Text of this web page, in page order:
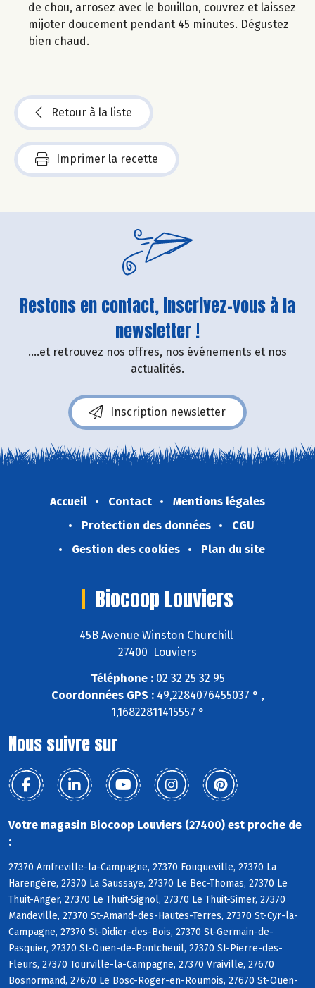
de chou, arrosez avec le bouillon, couvrez et laissez
mijoter doucement pendant 45 minutes. Dégustez
bien chaud.
Retour à la liste
Imprimer la recette
Restons en contact, inscrivez-vous à la
newsletter !
....et retrouvez nos offres, nos événements et nos
actualités.
Inscription newsletter
Accueil Contact
Mentions légales
Protection des données
CGU
Gestion des cookies
Plan du site
Biocoop Louviers
45B Avenue Winston Churchill
27400 Louviers
Téléphone :02 32 25 32 95
Coordonnées GPS :49,2284076455037 ° ,
1,16822811415557 °
Nous suivre sur
Votre magasin Biocoop Louviers (27400) est proche de
:
27370 Amfreville-la-Campagne, 27370 Fouqueville, 27370 La
Harengère, 27370 La Saussaye, 27370 Le Bec-Thomas, 27370 Le
Thuit-Anger, 27370 Le Thuit-Signol, 27370 Le Thuit-Simer, 27370
Mandeville, 27370 St-Amand-des-Hautes-Terres, 27370 St-Cyr-la-
Campagne, 27370 St-Didier-des-Bois, 27370 St-Germain-de-
Pasquier, 27370 St-Ouen-de-Pontcheuil, 27370 St-Pierre-des-
Fleurs, 27370 Tourville-la-Campagne, 27370 Vraiville, 27670
Bosnormand, 27670 Le Bosc-Roger-en-Roumois, 27670 St-Ouen-